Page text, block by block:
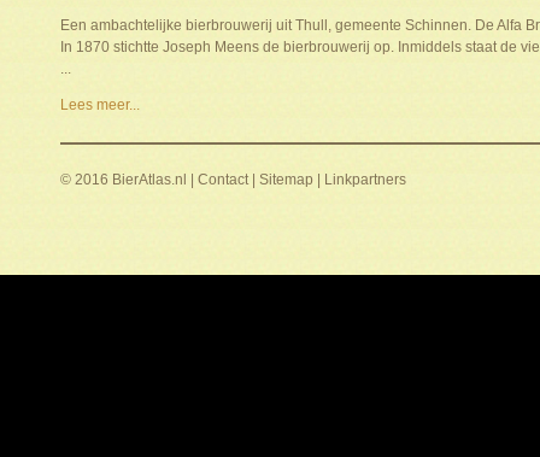
Een ambachtelijke bierbrouwerij uit Thull, gemeente Schinnen. De Alfa
In 1870 stichtte Joseph Meens de bierbrouwerij op. Inmiddels staat de
...
Lees meer...
© 2016 BierAtlas.nl | Contact| Sitemap Linkpartners